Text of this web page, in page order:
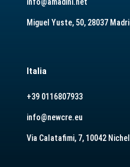
Miguel Yuste, 50, 28037
Italia
+39 0116807933
info@newcre.eu
Via Calatafimi, 7, 10042